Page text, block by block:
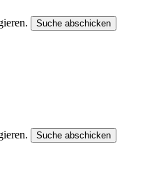
Suche abschicken
Suche abschicken